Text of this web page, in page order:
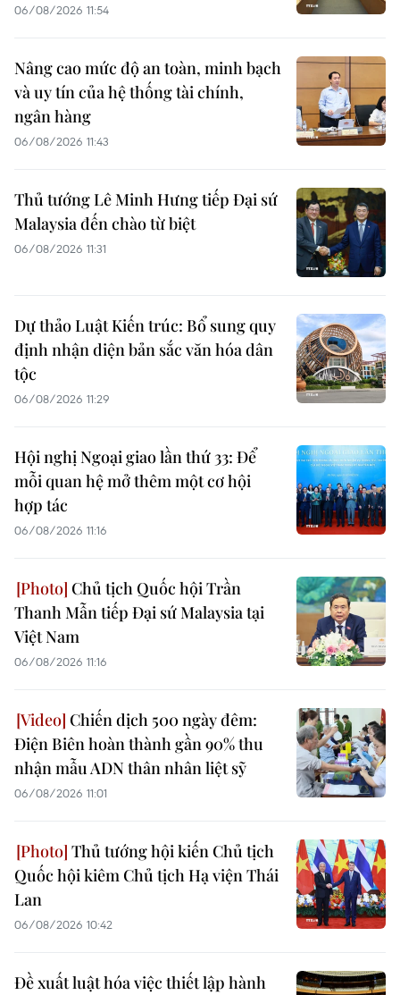
06/08/2026 11:54
Nâng cao mức độ an toàn, minh bạch
và uy tín của hệ thống tài chính,
ngân hàng
06/08/2026 11:43
Thủ tướng Lê Minh Hưng tiếp Đại sứ
Malaysia đến chào từ biệt
06/08/2026 11:31
Dự thảo Luật Kiến trúc: Bổ sung quy
định nhận diện bản sắc văn hóa dân
tộc
06/08/2026 11:29
Hội nghị Ngoại giao lần thứ 33: Để
mỗi quan hệ mở thêm một cơ hội
hợp tác
06/08/2026 11:16
Chủ tịch Quốc hội Trần
Thanh Mẫn tiếp Đại sứ Malaysia tại
Việt Nam
06/08/2026 11:16
Chiến dịch 500 ngày đêm:
Điện Biên hoàn thành gần 90% thu
nhận mẫu ADN thân nhân liệt sỹ
06/08/2026 11:01
Thủ tướng hội kiến Chủ tịch
Quốc hội kiêm Chủ tịch Hạ viện Thái
Lan
06/08/2026 10:42
Đề xuất luật hóa việc thiết lập hành